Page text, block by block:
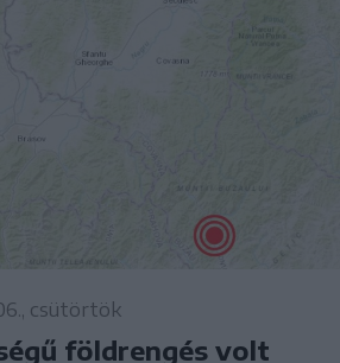
csütörtök
földrengés volt